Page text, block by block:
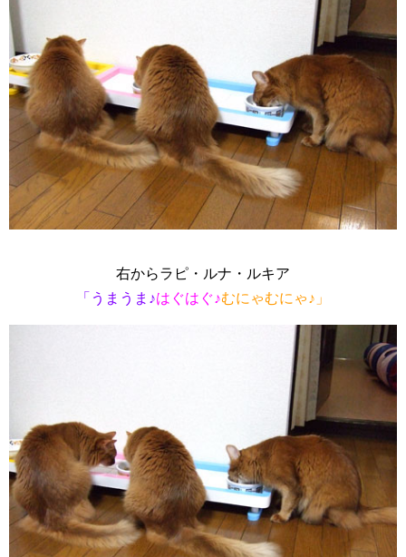
右からラピ・ルナ・ルキア
「うまうま♪はぐはぐ♪むにゃむにゃ♪」